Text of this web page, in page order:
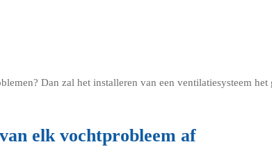
Dan zal het installeren van een ventilatiesysteem het
elk vochtprobleem af